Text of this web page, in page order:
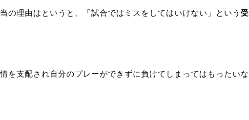
の理由はというと、「試合ではミスをしてはいけない」という 受
を支配され自分のプレーができずに負けてしまってはもったいな